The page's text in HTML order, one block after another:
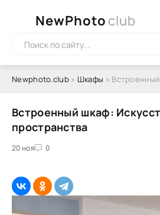
NewPhoto club
Newphoto.club» Шкафы » Встроенный шкаф:
Встроенный шкаф:
пространства
20 ноя 0